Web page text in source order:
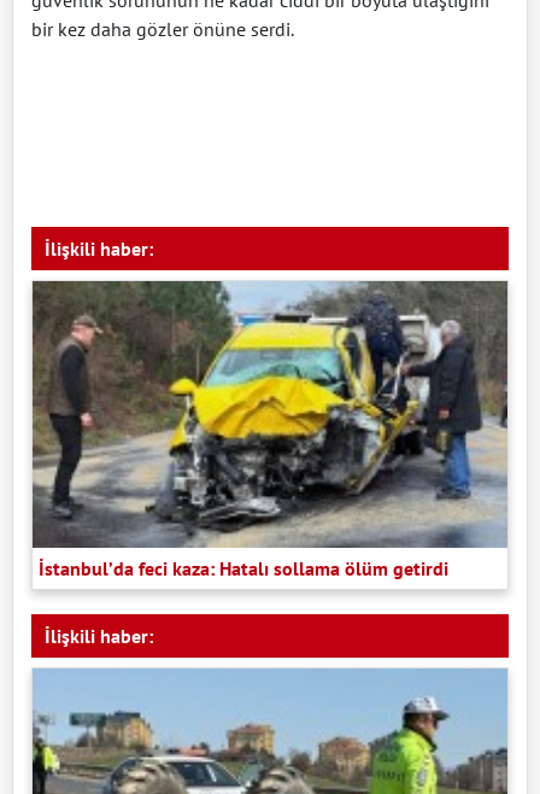
bir kez daha gözler önüne serdi.
İlişkili haber:
İstanbul’da feci kaza: Hatalı sollama ölüm getirdi
İlişkili haber: